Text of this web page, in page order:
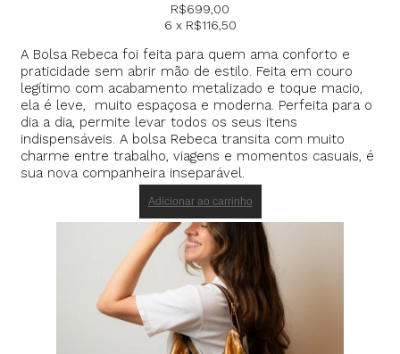
R$699,00
6 x R$116,50
A Bolsa Rebeca foi feita para quem ama conforto e
praticidade sem abrir mão de estilo. Feita em couro
legítimo com acabamento metalizado e toque macio,
ela é leve, muito espaçosa e moderna. Perfeita para o
dia a dia, permite levar todos os seus itens
indispensáveis. A bolsa Rebeca transita com muito
charme entre trabalho, viagens e momentos casuais, é
sua nova companheira inseparável.
Adicionar ao carrinho